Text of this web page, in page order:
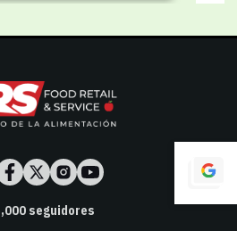
seguidores